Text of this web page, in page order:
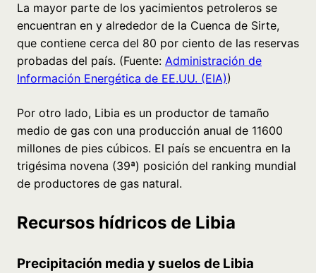
La mayor parte de los yacimientos petroleros se
encuentran en y alrededor de la Cuenca de Sirte,
que contiene cerca del 80 por ciento de las reservas
probadas del país. (Fuente: Administración de
Información Energética de EE.UU. (EIA))
Por otro lado, Libia es un productor de tamaño
medio de gas con una producción anual de 11600
millones de pies cúbicos. El país se encuentra en la
trigésima novena (39ª) posición del ranking mundial
de productores de gas natural.
Recursos hídricos de Libia
Precipitación media y suelos de Libia